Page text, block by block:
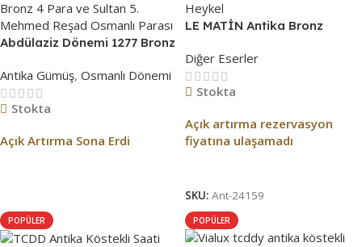
Abdülaziz Dönemi 1277 Bronz
Reşad Osmanlı Parası
Antika Gümüş, Osmanlı Dönemi
Stokta
Açık Artırma Sona Erdi
LE MATİN Antika Bronz
Diğer Eserler
Stokta
Açık artırma rezervasyon
fiyatına ulaşamadı
SKU: Ant-24159
POPÜLER POPÜLER